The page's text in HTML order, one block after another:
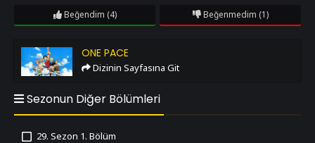
Beğendim (4) Beğenmedim (1)
One Pace ONE PACE
Dizinin Sayfasına Git
Sezonun Diğer Bölümleri
29. Sezon 1. Bölüm